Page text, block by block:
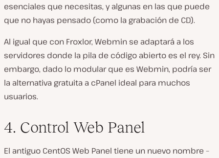
esenciales que necesitas, y algunas en las que puede
que no hayas pensado (como la grabación de CD).
Al igual que con Froxlor, Webmin se adaptará a los
servidores donde la pila de código abierto es el rey. Sin
embargo, dado lo modular que es Webmin, podría ser
la alternativa gratuita a cPanel ideal para muchos
usuarios.
4. Control Web Panel
El antiguo CentOS Web Panel tiene un nuevo nombre –